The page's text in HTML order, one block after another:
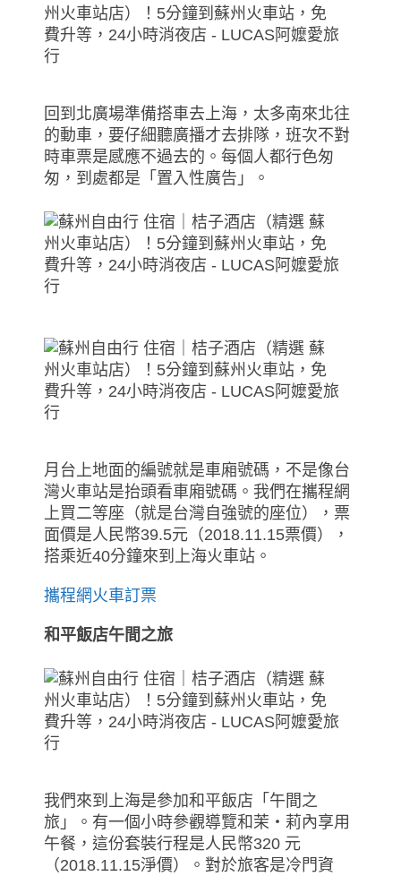
回到北廣場準備搭車去上海，太多南來北往
的動車，要仔細聽廣播才去排隊，班次不對
時車票是感應不過去的。每個人都行色匆
匆，到處都是「置入性廣告」。
月台上地面的編號就是車廂號碼，不是像台
灣火車站是抬頭看車廂號碼。我們在攜程網
上買二等座（就是台灣自強號的座位），票
面價是人民幣39.5元（2018.11.15票價），
搭乘近40分鐘來到上海火車站。
攜程網火車訂票
和平飯店午間之旅
我們來到上海是參加和平飯店「午間之
旅」。有一個小時參觀導覽和茉‧莉內享用
午餐，這份套裝行程是人民幣320 元
（2018.11.15淨價）。對於旅客是冷門資